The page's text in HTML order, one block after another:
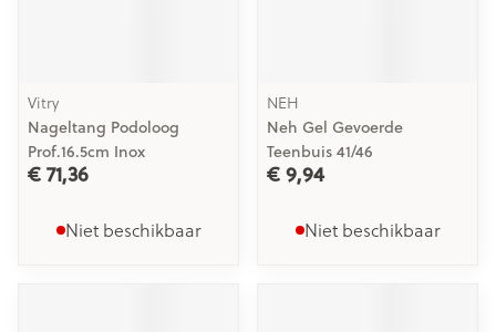
Vitry
Nageltang Podoloog
Prof.16.5cm Inox
€ 71,36
Niet beschikbaar
NEH
Neh Gel Gevoerde
Teenbuis 41/46
€ 9,94
Niet beschikbaar